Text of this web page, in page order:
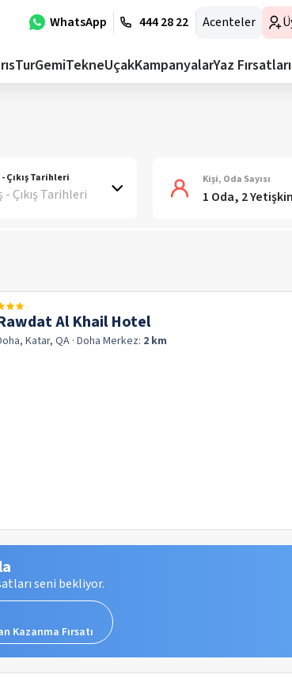
WhatsApp 444 28 22 Acenteler
TurGemiTekneUçakKampanyalarYaz Fırsatları
Çıkış Tarihleri
- Çıkış Tarihleri
Kişi, Oda Sayısı
1 Oda, 2 Yetişkin
Al Khail Hotel
Katar, QA· Doha Merkez: 2 km
seni bekliyor.
Kazanma Fırsatı